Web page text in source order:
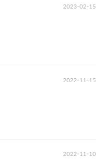
2023-02-15
2022-11-15
2022-11-10